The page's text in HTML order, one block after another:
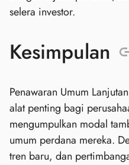
selera investor.
Kesimpulan
Penawaran Umum
alat penting bagi
mengumpulkan modal
umum perdana mereka.
tren baru, dan